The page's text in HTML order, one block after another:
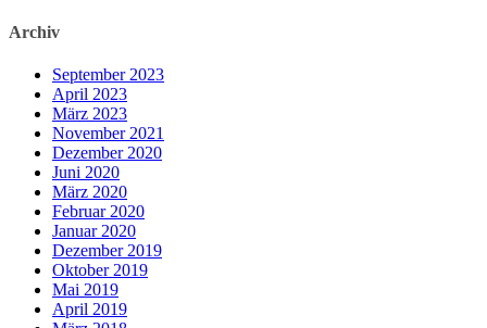
Archiv
September 2023
April 2023
März 2023
November 2021
Dezember 2020
Juni 2020
März 2020
Februar 2020
Januar 2020
Dezember 2019
Oktober 2019
Mai 2019
April 2019